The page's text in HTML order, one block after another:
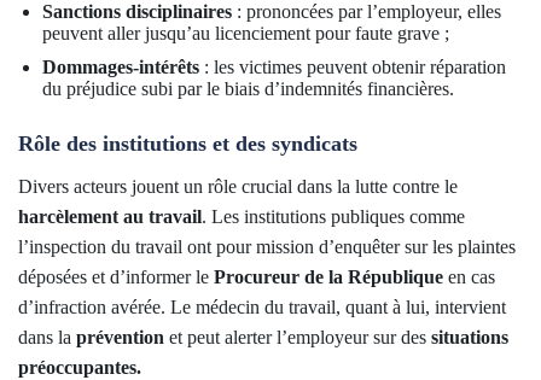
Sanctions disciplinaires : prononcées par l’employeur, elles
peuvent aller jusqu’au licenciement pour faute grave ;
Dommages-intérêts : les victimes peuvent obtenir réparation
du préjudice subi par le biais d’indemnités financières.
Rôle des institutions et des syndicats
Divers acteurs jouent un rôle crucial dans la lutte contre le
harcèlement au travail. Les institutions publiques comme
l’inspection du travail ont pour mission d’enquêter sur les plaintes
déposées et d’informer le Procureur de la République en cas
d’infraction avérée. Le médecin du travail, quant à lui, intervient
dans la prévention et peut alerter l’employeur sur des situations
préoccupantes.